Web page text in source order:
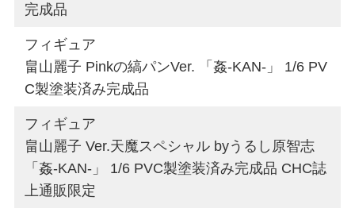
完成品
フィギュア
畠山麗子 Pinkの縞パンVer. 「姦-KAN-」 1/6 PV
C製塗装済み完成品
フィギュア
畠山麗子 Ver.天魔スペシャル byうるし原智志
「姦-KAN-」 1/6 PVC製塗装済み完成品 CHC誌
上通販限定